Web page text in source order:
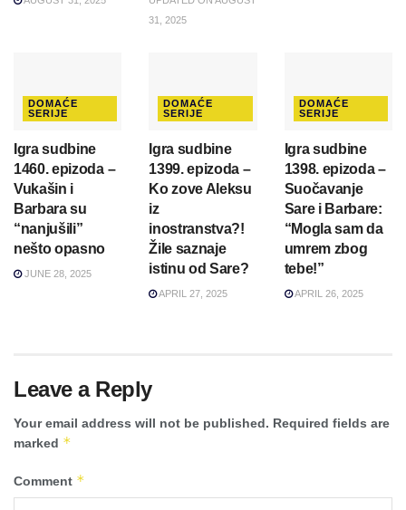
31, 2025
DOMAĆE
SERIJE
Igra sudbine
1460. epizoda –
Vukašin i
Barbara su
“nanjušili”
nešto opasno
JUNE 28, 2025
DOMAĆE
SERIJE
Igra sudbine
1399. epizoda –
Ko zove Aleksu
iz
inostranstva?!
Žile saznaje
istinu od Sare?
APRIL 27, 2025
DOMAĆE
SERIJE
Igra sudbine
1398. epizoda –
Suočavanje
Sare i Barbare:
“Mogla sam da
umrem zbog
tebe!”
APRIL 26, 2025
Leave a Reply
Your email address will not be published. Required fields are
marked *
Comment *